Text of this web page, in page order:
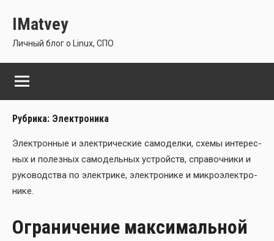
содержимому
IMatvey
Личный блог о Linux, СПО
Рубрика: Электроника
Элек­трон­ные и элек­три­че­ские само­дел­ки, схе­мы инте­рес­
ных и полез­ных само­дель­ных устройств, спра­воч­ни­ки и
руко­вод­ства по элек­три­ке, элек­тро­ни­ке и мик­ро­элек­тро­
ни­ке.
Ограничение максимальной